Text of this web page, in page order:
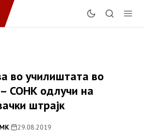
во училиштата во
СОНК одлучи на
штрајк
| 29.08.2019